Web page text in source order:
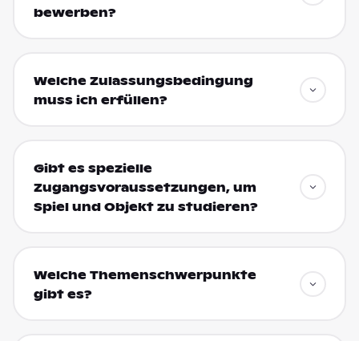
bewerben?
Welche Zulassungsbedingung
muss ich erfüllen?
Gibt es spezielle
Zugangsvoraussetzungen, um
Spiel und Objekt zu studieren?
Welche Themenschwerpunkte
gibt es?